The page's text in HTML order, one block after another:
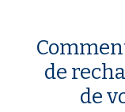
de
de